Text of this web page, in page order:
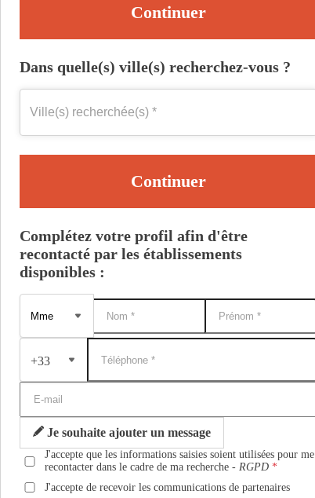
Continuer
Dans quelle(s) ville(s) recherchez-vous ?
Continuer
Complétez votre profil afin d'être
recontacté par les établissements
disponibles :
+33
Je souhaite ajouter un message
J'accepte que les informations saisies soient utilisées pour me
recontacter dans le cadre de ma recherche -RGPD
J'accepte de recevoir les communications de partenaires